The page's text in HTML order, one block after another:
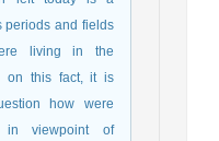
periods and fields
living in the
on this fact, it is
how were
in viewpoint of